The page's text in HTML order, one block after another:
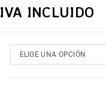
IVA INCLUIDO
ELIGE UNA OPCIÓN